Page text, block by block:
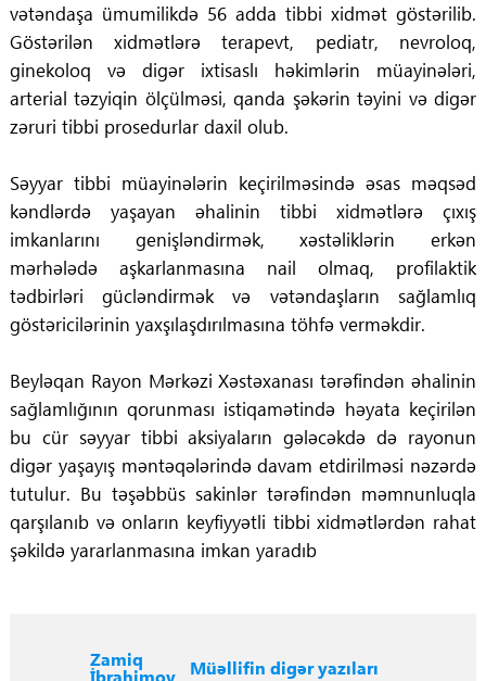
vətəndaşa ümumilikdə 56 adda tibbi xidmət göstərilib.
Göstərilən xidmətlərə terapevt, pediatr, nevroloq,
ginekoloq və digər ixtisaslı həkimlərin müayinələri,
arterial təzyiqin ölçülməsi, qanda şəkərin təyini və digər
zəruri tibbi prosedurlar daxil olub.
Səyyar tibbi müayinələrin keçirilməsində əsas məqsəd
kəndlərdə yaşayan əhalinin tibbi xidmətlərə çıxış
imkanlarını genişləndirmək, xəstəliklərin erkən
mərhələdə aşkarlanmasına nail olmaq, profilaktik
tədbirləri gücləndirmək və vətəndaşların sağlamlıq
göstəricilərinin yaxşılaşdırılmasına töhfə verməkdir.
Beyləqan Rayon Mərkəzi Xəstəxanası tərəfindən əhalinin
sağlamlığının qorunması istiqamətində həyata keçirilən
bu cür səyyar tibbi aksiyaların gələcəkdə də rayonun
digər yaşayış məntəqələrində davam etdirilməsi nəzərdə
tutulur. Bu təşəbbüs sakinlər tərəfindən məmnunluqla
qarşılanıb və onların keyfiyyətli tibbi xidmətlərdən rahat
şəkildə yararlanmasına imkan yaradıb
Zamiq
İbrahimov Müəllifin digər yazıları